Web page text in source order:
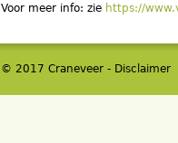
Voor meer info: zie https://
© 2017 Craneveer - Disclaimer